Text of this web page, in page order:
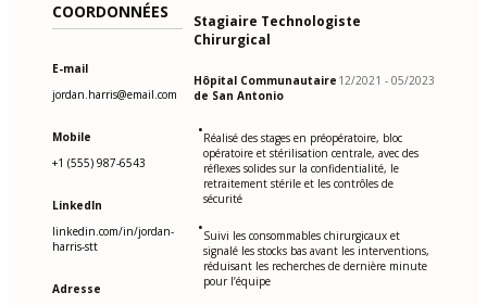
COORDONNÉES
E-mail
jordan.harris@email.com
Mobile
+1 (555) 987-6543
LinkedIn
linkedin.com/in/jordan-
harris-stt
Adresse
Stagiaire Technologiste
Chirurgical
Hôpital Communautaire
de San Antonio
12/2021 - 05/2023
•Réalisé des stages en préopératoire, bloc
opératoire et stérilisation centrale, avec des
réflexes solides sur la confidentialité, le
retraitement stérile et les contrôles de
sécurité
•Suivi les consommables chirurgicaux et
signalé les stocks bas avant les interventions,
réduisant les recherches de dernière minute
pour l’équipe